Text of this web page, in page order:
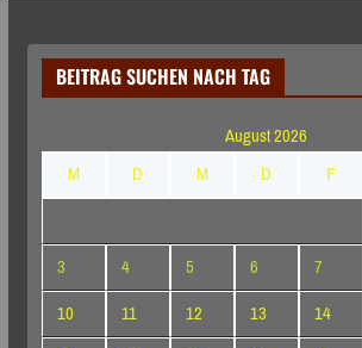
BEITRAG SUCHEN NACH TAG
August 2026
M
D M D F
3
4 5 6 7
10
11 12 13 14